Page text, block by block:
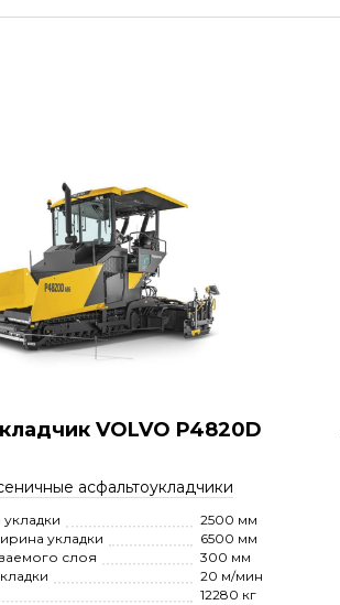
VOLVO P4820D
асфальтоукладчики
2500 мм
укладки
6500 мм
слоя
300 мм
20 м/мин
12280 кг